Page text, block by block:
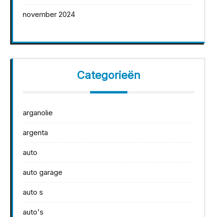
november 2024
Categorieën
arganolie
argenta
auto
auto garage
auto s
auto's